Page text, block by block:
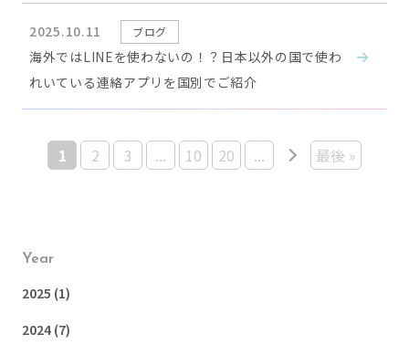
2025.10.11 ブログ
海外ではLINEを使わないの！？日本以外の国で使わ
れいている連絡アプリを国別でご紹介
1 2 3 ... 10 20 ... 最後 »
Year
2025 (1)
2024(7)